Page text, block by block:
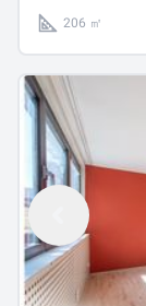
206 ㎡